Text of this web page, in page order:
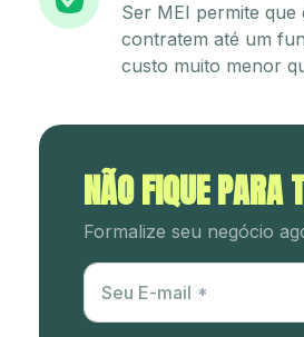
Ser MEI permite que
contratem até um
custo muito menor
NÃO FIQUE PARA
Formalize seu negócio
Utm Content
Seu E-mail